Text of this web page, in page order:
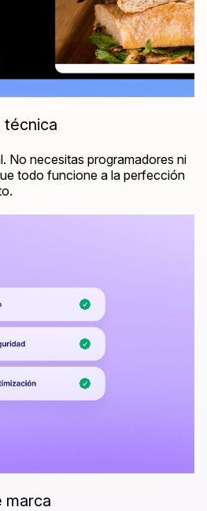
técnica
No necesitas programadores ni
todo funcione a la perfección
marca